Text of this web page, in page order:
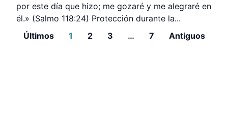
por este día que hizo; me gozaré y me alegraré en
él.» (Salmo 118:24) Protección durante la
Últimos
1 2 3 … 7 Antiguos